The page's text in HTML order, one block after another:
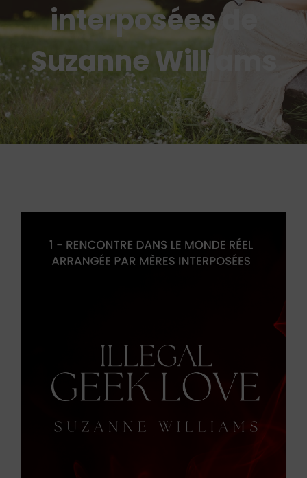
interposées de
Suzanne Williams